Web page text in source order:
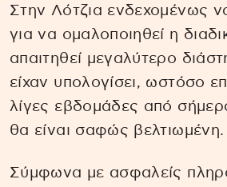
Στην Λότζια ενδεχομένως
για να ομαλοποιηθεί η
απαιτηθεί μεγαλύτερο
είχαν υπολογίσει, ωστόσο
λίγες εβδομάδες από
θα είναι σαφώς βελτιωμένη.
Σύμφωνα με ασφαλείς